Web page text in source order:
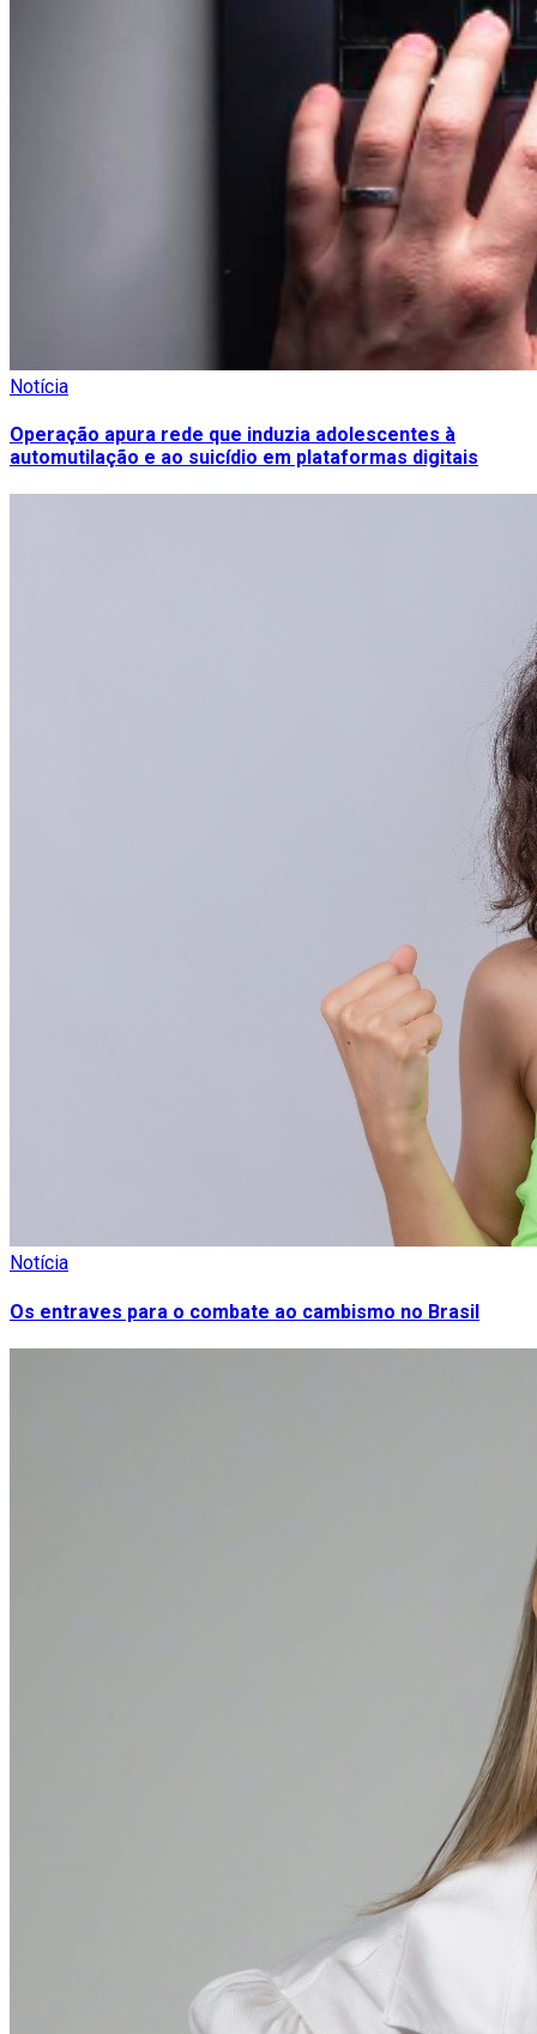
Notícia
Operação apura rede que induzia adolescentes à
automutilação e ao suicídio em plataformas digitais
Notícia
Os entraves para o combate ao cambismo no Brasil